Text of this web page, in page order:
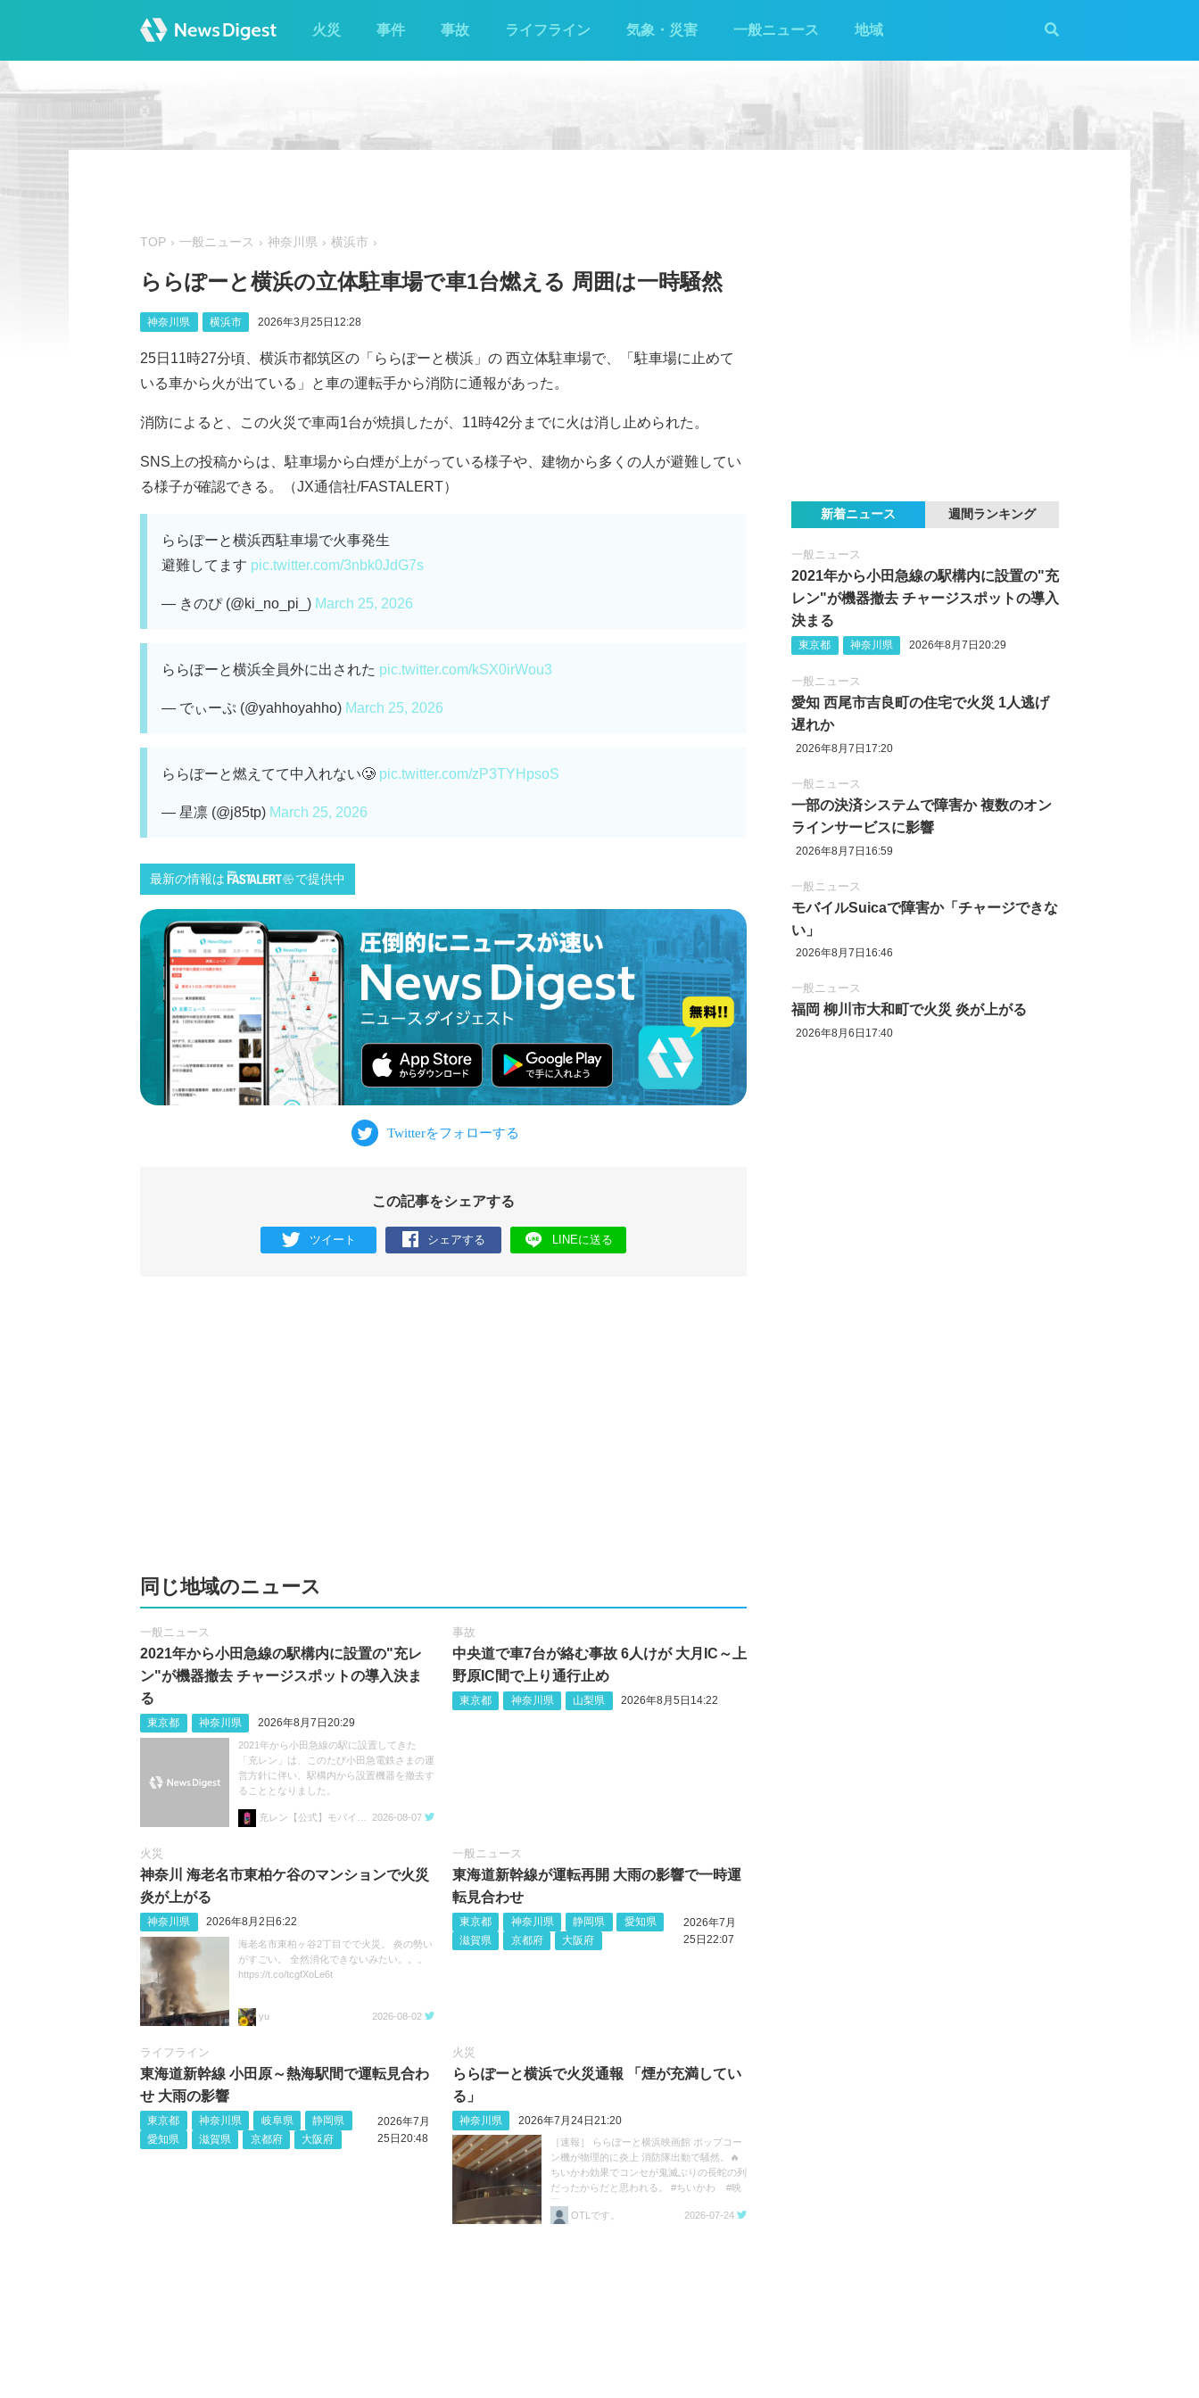
火災 事件 事故 ライフライン 気象・災害 一般ニュース 地域
TOP 一般ニュース 神奈川県 横浜市
ららぽーと横浜の立体駐車場で車1台燃える 周囲は一時騒然
神奈川県 横浜市 2026年3月25日12:28
25日11時27分頃、横浜市都筑区の「ららぽーと横浜」の 西立体駐車場で、「駐車場に止めて
いる車から火が出ている」と車の運転手から消防に通報があった。
消防によると、この火災で車両1台が焼損したが、11時42分までに火は消し止められた。
SNS上の投稿からは、駐車場から白煙が上がっている様子や、建物から多くの人が避難してい
る様子が確認できる。（JX通信社/FASTALERT）
ららぽーと横浜西駐車場で火事発生
避難してます pic.twitter.com/3nbk0JdG7s
— きのぴ (@ki_no_pi_) March 25, 2026
ららぽーと横浜全員外に出された pic.twitter.com/kSX0irWou3
— でぃーぷ (@yahhoyahho) March 25, 2026
ららぽーと燃えてて中入れない🥲 pic.twitter.com/zP3TYHpsoS
— 星凛 (@j85tp) March 25, 2026
最新の情報は で提供中
この記事をシェアする
ツイート シェアする LINEに送る
同じ地域のニュース
一般ニュース
2021年から小田急線の駅構内に設置の"充レ
ン"が機器撤去 チャージスポットの導入決ま
る
東京都 神奈川県 2026年8月7日20:29
2021年から小田急線の駅に設置してきた
「充レン」は、このたび小田急電鉄さまの運
営方針に伴い、駅構内から設置機器を撤去す
ることとなりました。
2026-08-07
事故
中央道で車7台が絡む事故 6人けが 大月IC～上
野原IC間で上り通行止め
東京都 神奈川県 山梨県 2026年8月5日14:22
火災
神奈川 海老名市東柏ケ谷のマンションで火災
炎が上がる
神奈川県 2026年8月2日6:22
海老名市東柏ヶ谷2丁目でで火災。 炎の勢い
がすごい。 全然消化できないみたい。。。
https://t.co/tcgfXoLe6t
yu 2026-08-02
一般ニュース
東海道新幹線が運転再開 大雨の影響で一時運
転見合わせ
東京都 神奈川県 静岡県
愛知県
滋賀県
京都府 大阪府
2026年7月
25日22:07
ライフライン
東海道新幹線 小田原～熱海駅間で運転見合わ
せ 大雨の影響
東京都 神奈川県 岐阜県
静岡県
愛知県
滋賀県 京都府 大阪府
2026年7月
25日20:48
火災
ららぽーと横浜で火災通報 「煙が充満してい
る」
神奈川県 2026年7月24日21:20
［速報］ ららぽーと横浜映画館 ポップコー
ン機が物理的に炎上 消防隊出動で騒然。🔥
ちいかわ効果でコンセが鬼滅ぶりの長蛇の列
だったからだと思われる。 #ちいかわ #映
OTLです。
2026-07-24
新着ニュース 週間ランキング
一般ニュース
2021年から小田急線の駅構内に設置の"充
レン"が機器撤去 チャージスポットの導入
決まる
東京都 神奈川県 2026年8月7日20:29
一般ニュース
愛知 西尾市吉良町の住宅で火災 1人逃げ
遅れか
2026年8月7日17:20
一般ニュース
一部の決済システムで障害か 複数のオン
ラインサービスに影響
2026年8月7日16:59
一般ニュース
モバイルSuicaで障害か「チャージできな
い」
2026年8月7日16:46
一般ニュース
福岡 柳川市大和町で火災 炎が上がる
2026年8月6日17:40